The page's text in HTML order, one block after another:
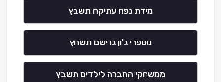
מידת נפח עתיקה תשבץ
מספרי ג'ון גרישם תשחץ
ממשחקי החברה לילדים תשבץ